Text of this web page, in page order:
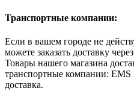
Транспортные компании:
Если в вашем городе не
можете заказать доставку
Товары нашего магазина
транспортные компании:
доставка.